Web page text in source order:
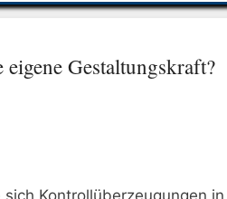
Gestaltungskraft?
Kontrollüberzeugungen in